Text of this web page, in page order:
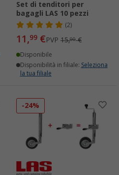
Set di tenditori per
bagagli LAS 10 pezzi
(2)
11,99 €PVP 15,00€
Disponibile
Disponibilità in filiale: Seleziona
la tua filiale
-24%